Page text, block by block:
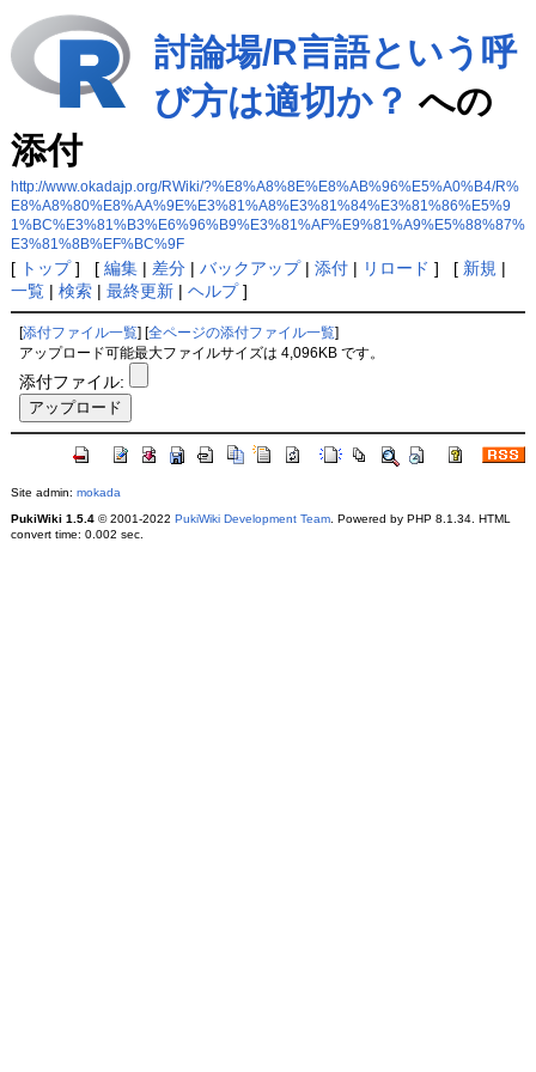
討論場/R言語という呼
び方は適切か？ への
添付
http://www.okadajp.org/RWiki/?%E8%A8%8E%E8%AB%96%E5%A0%B4/R%
E8%A8%80%E8%AA%9E%E3%81%A8%E3%81%84%E3%81%86%E5%9
1%BC%E3%81%B3%E6%96%B9%E3%81%AF%E9%81%A9%E5%88%87%
E3%81%8B%EF%BC%9F
[ トップ] [ 編集| 差分| バックアップ| 添付| リロード ] [ 新規 |
一覧| 検索| 最終更新| ヘルプ]
[添付ファイル一覧 ] [全ページの添付ファイル一覧
アップロード可能最大ファイルサイズは 4,096KB です。
添付ファイル:
Site admin: mokada
PukiWiki 1.5.4© 2001-2022 PukiWiki Development Team. Powered by PHP 8.1.34. HTML
convert time: 0.002 sec.